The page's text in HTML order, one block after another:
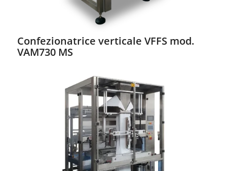
Confezionatrice verticale VFFS mod.
VAM730 MS